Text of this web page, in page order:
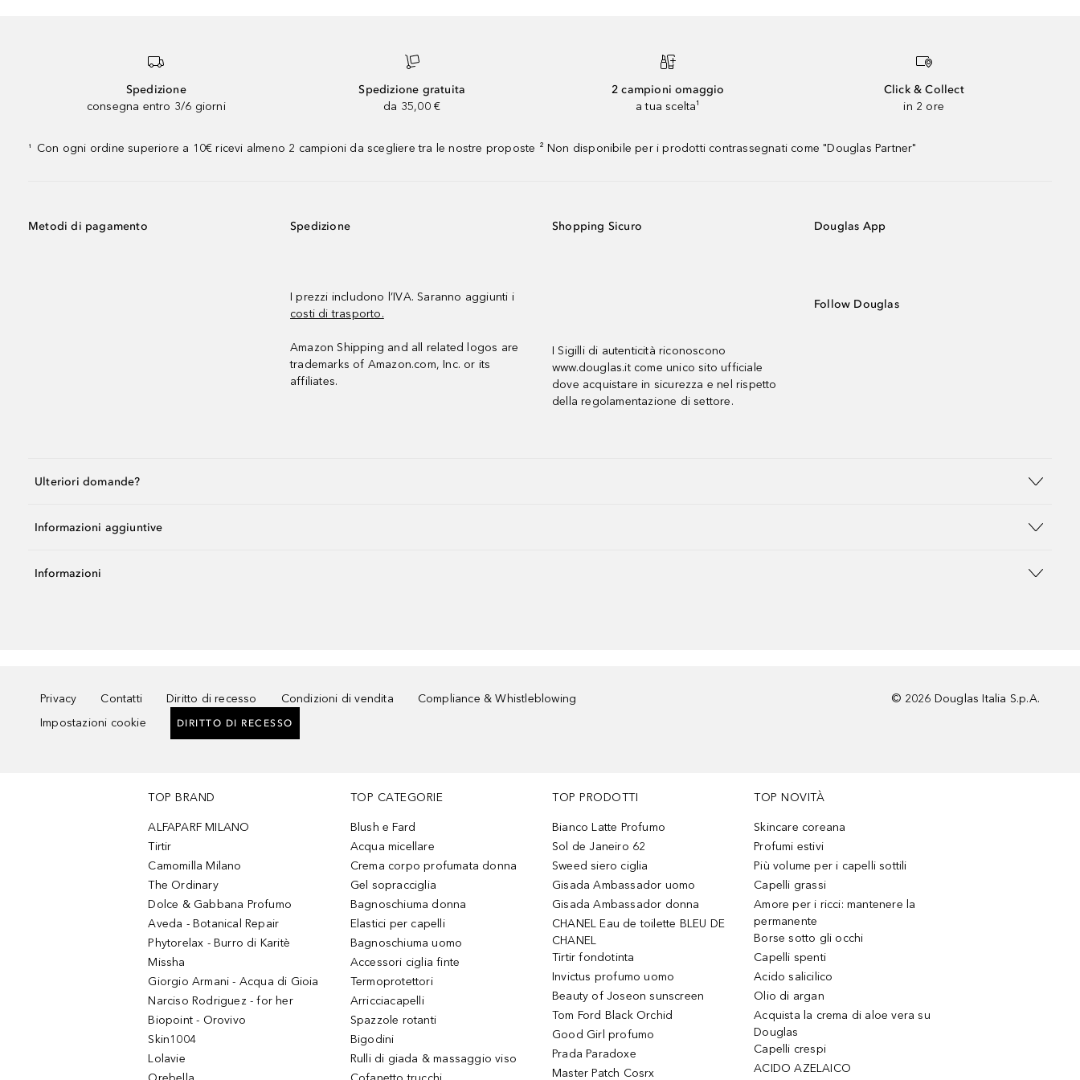
Spedizione
consegna entro 3/6 giorni
Spedizione gratuita
da 35,00 €
2 campioni omaggio
a tua scelta¹
Click & Collect
in 2 ore
¹ Con ogni ordine superiore a 10€ ricevi almeno 2 campioni da scegliere tra le nostre proposte ² Non disponibile per i prodotti contrassegnati come "Douglas Partner"
Metodi di pagamento Spedizione
I prezzi includono l’IVA. Saranno aggiunti i
costi di trasporto.
Amazon Shipping and all related logos are
trademarks of Amazon.com, Inc. or its
affiliates.
Shopping Sicuro
I Sigilli di autenticità riconoscono
www.douglas.it come unico sito ufficiale
dove acquistare in sicurezza e nel rispetto
della regolamentazione di settore.
Douglas App
Follow Douglas
Ulteriori domande?
Informazioni aggiuntive
Informazioni
Privacy Contatti Diritto di recesso Condizioni di vendita
Compliance & Whistleblowing
Impostazioni cookie
DIRITTO DI RECESSO
© 2026 Douglas Italia S.p.A.
TOP BRAND
ALFAPARF MILANO
Tirtir
Camomilla Milano
The Ordinary
Dolce & Gabbana Profumo
Aveda - Botanical Repair
Phytorelax - Burro di Karitè
Missha
Giorgio Armani - Acqua di Gioia
Narciso Rodriguez - for her
Biopoint - Orovivo
Skin1004
Lolavie
TOP CATEGORIE
Blush e Fard
Acqua micellare
Crema corpo profumata donna
Gel sopracciglia
Bagnoschiuma donna
Elastici per capelli
Bagnoschiuma uomo
Accessori ciglia finte
Termoprotettori
Arricciacapelli
Spazzole rotanti
Bigodini
Rulli di giada & massaggio viso
TOP PRODOTTI
Bianco Latte Profumo
Sol de Janeiro 62
Sweed siero ciglia
Gisada Ambassador uomo
Gisada Ambassador donna
CHANEL Eau de toilette BLEU DE
CHANEL
Tirtir fondotinta
Invictus profumo uomo
Beauty of Joseon sunscreen
Tom Ford Black Orchid
Good Girl profumo
Prada Paradoxe
Master Patch Cosrx
TOP NOVITÀ
Skincare coreana
Profumi estivi
Più volume per i capelli sottili
Capelli grassi
Amore per i ricci: mantenere la
permanente
Borse sotto gli occhi
Capelli spenti
Acido salicilico
Olio di argan
Acquista la crema di aloe vera su
Douglas
Capelli crespi
ACIDO AZELAICO